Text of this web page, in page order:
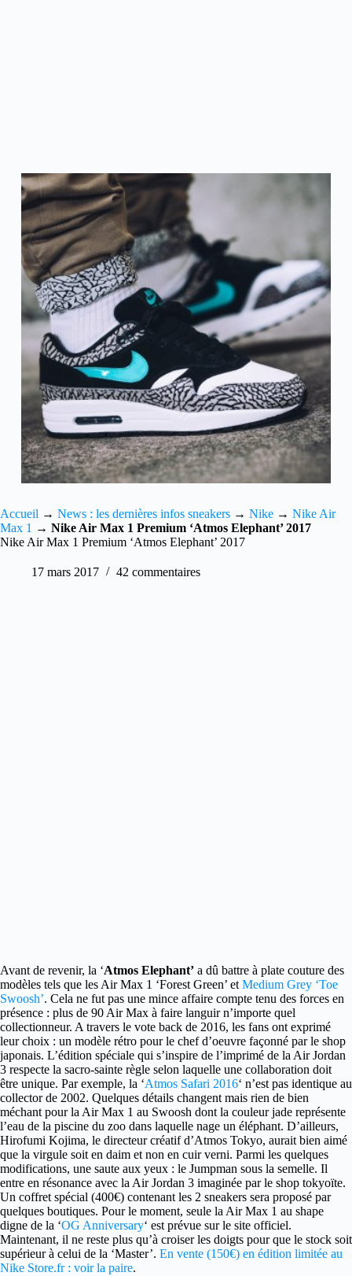
Accueil → News : les dernières infos sneakers → Nike → Nike Air
Max 1 → Nike Air Max 1 Premium ‘Atmos Elephant’ 2017
Nike Air Max 1 Premium ‘Atmos Elephant’ 2017
17 mars 2017 42 commentaires
Avant de revenir, la ‘Atmos Elephant’ a dû battre à plate couture des
modèles tels que les Air Max 1 ‘Forest Green’ et Medium Grey ‘Toe
Swoosh’. Cela ne fut pas une mince affaire compte tenu des forces en
présence : plus de 90 Air Max à faire languir n’importe quel
collectionneur. A travers le vote back de 2016, les fans ont exprimé
leur choix : un modèle rétro pour le chef d’oeuvre façonné par le shop
japonais. L’édition spéciale qui s’inspire de l’imprimé de la Air Jordan
3 respecte la sacro-sainte règle selon laquelle une collaboration doit
être unique. Par exemple, la ‘Atmos Safari 2016‘ n’est pas identique au
collector de 2002. Quelques détails changent mais rien de bien
méchant pour la Air Max 1 au Swoosh dont la couleur jade représente
l’eau de la piscine du zoo dans laquelle nage un éléphant. D’ailleurs,
Hirofumi Kojima, le directeur créatif d’Atmos Tokyo, aurait bien aimé
que la virgule soit en daim et non en cuir verni. Parmi les quelques
modifications, une saute aux yeux : le Jumpman sous la semelle. Il
entre en résonance avec la Air Jordan 3 imaginée par le shop tokyoïte.
Un coffret spécial (400€) contenant les 2 sneakers sera proposé par
quelques boutiques. Pour le moment, seule la Air Max 1 au shape
digne de la ‘OG Anniversary‘ est prévue sur le site officiel.
Maintenant, il ne reste plus qu’à croiser les doigts pour que le stock soit
supérieur à celui de la ‘Master’. En vente (150€) en édition limitée au
Nike Store.fr : voir la paire.